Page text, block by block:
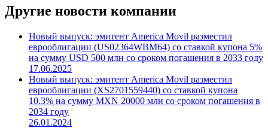
Другие новости компании
Новый выпуск: эмитент America Movil разместил
еврооблигации (US02364WBM64) со ставкой купона 5%
на сумму USD 500 млн со сроком погашения в 2033 году
17.06.2025
Новый выпуск: эмитент America Movil разместил